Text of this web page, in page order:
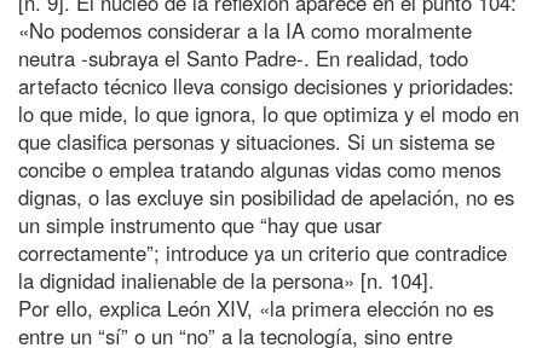
«No podemos considerar a la IA como moralmente
neutra -subraya el Santo Padre-. En realidad, todo
artefacto técnico lleva consigo decisiones y prioridades:
lo que mide, lo que ignora, lo que optimiza y el modo en
que clasifica personas y situaciones. Si un sistema se
concibe o emplea tratando algunas vidas como menos
dignas, o las excluye sin posibilidad de apelación, no es
un simple instrumento que “hay que usar
correctamente”; introduce ya un criterio que contradice
la dignidad inalienable de la persona» [n. 104].
Por ello, explica León XIV, «la primera elección no es
entre un “sí” o un “no” a la tecnología, sino entre